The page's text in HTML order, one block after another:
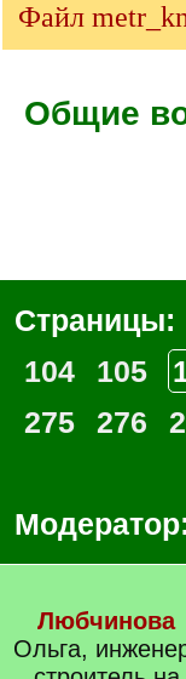
Файл
Общие
Страницы:
104
105
275
276
Модератор:
Любчинова
Ольга,